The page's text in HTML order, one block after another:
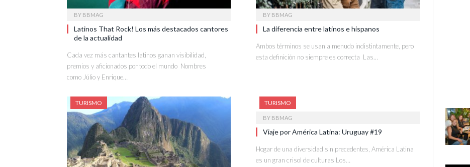
BY BBMAG
Latinos That Rock! Los más destacados cantores
de la actualidad
Cada vez más cantantes latinos ganan visibilidad,
premios y aficionados por todo el mundo Nombres
como Júlio y Enrique…
BY BBMAG
La diferencia entre latinos e hispanos
Ambos términos se usan a menudo indistintamente, pero
esta definición no siempre es correcta Las…
TURISMO TURISMO
BY BBMAG
Viaje por América Latina: Uruguay #19
Hogar de una diversidad sin precedentes, América Latina
es un gran crisol de culturas Los…